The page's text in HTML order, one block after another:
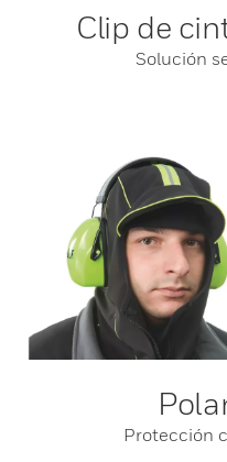
Clip de
Solución
Protección